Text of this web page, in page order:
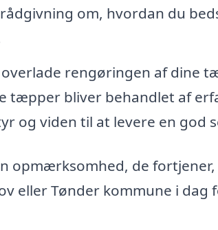
om, hvordan du
rengøringen af dine
tæpper bliver behandlet af
og viden til at levere en god
opmærksomhed, de
eller Tønder kommune i dag